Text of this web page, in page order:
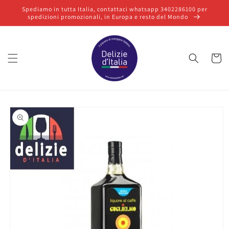
direttamente
ai contenuti
Spediamo in tutta Italia, contattaci whatsapp 3402286100 per
spedizioni promozionali, in Europa e resto del Mondo
Carrello
Passa alle
informazioni
sul prodotto